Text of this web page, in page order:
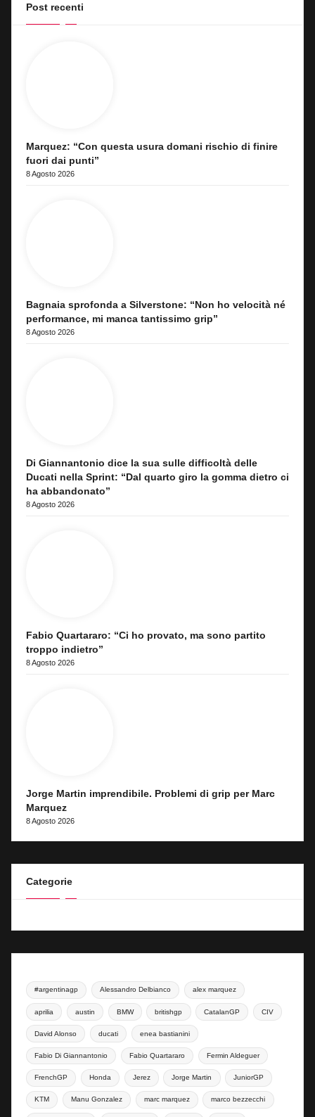
Post recenti
Marquez: “Con questa usura domani rischio di finire
fuori dai punti”
8 Agosto 2026
Bagnaia sprofonda a Silverstone: “Non ho velocità né
performance, mi manca tantissimo grip”
8 Agosto 2026
Di Giannantonio dice la sua sulle difficoltà delle
Ducati nella Sprint: “Dal quarto giro la gomma dietro ci
ha abbandonato”
8 Agosto 2026
Fabio Quartararo: “Ci ho provato, ma sono partito
troppo indietro”
8 Agosto 2026
Jorge Martin imprendibile. Problemi di grip per Marc
Marquez
8 Agosto 2026
Categorie
#argentinagp Alessandro Delbianco alex marquez
aprilia austin BMW britishgp CatalanGP CIV
David Alonso ducati enea bastianini
Fabio Di Giannantonio Fabio Quartararo Fermin Aldeguer
FrenchGP Honda Jerez Jorge Martin JuniorGP
KTM Manu Gonzalez marc marquez marco bezzecchi